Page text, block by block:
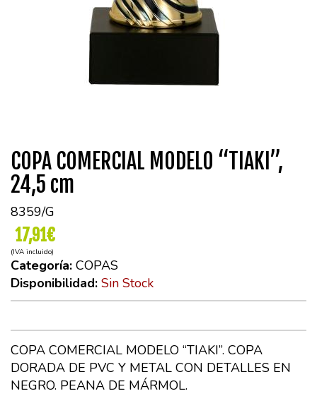
COPA COMERCIAL MODELO “TIAKI”,
24,5 cm
8359/G
17,91€
(IVA incluido)
Categoría: COPAS
Disponibilidad: Sin Stock
COPA COMERCIAL MODELO “TIAKI”. COPA
DORADA DE PVC Y METAL CON DETALLES EN
NEGRO. PEANA DE MÁRMOL.